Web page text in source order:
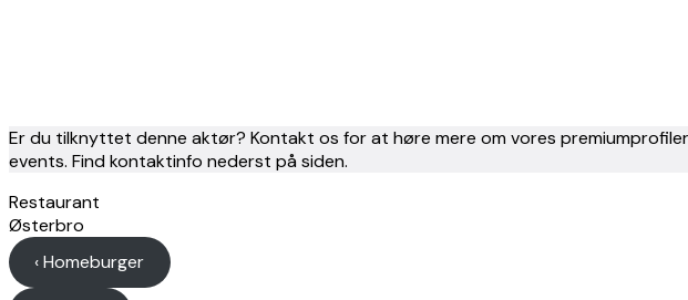
Er du tilknyttet denne aktør? Kontakt os for at høre mere om vores
events. Find kontaktinfo nederst på siden.
Restaurant
Østerbro
‹ Homeburger